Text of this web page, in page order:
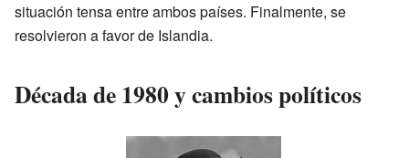
situación tensa entre ambos países. Finalmente, se
resolvieron a favor de Islandia.
Década de 1980 y cambios políticos